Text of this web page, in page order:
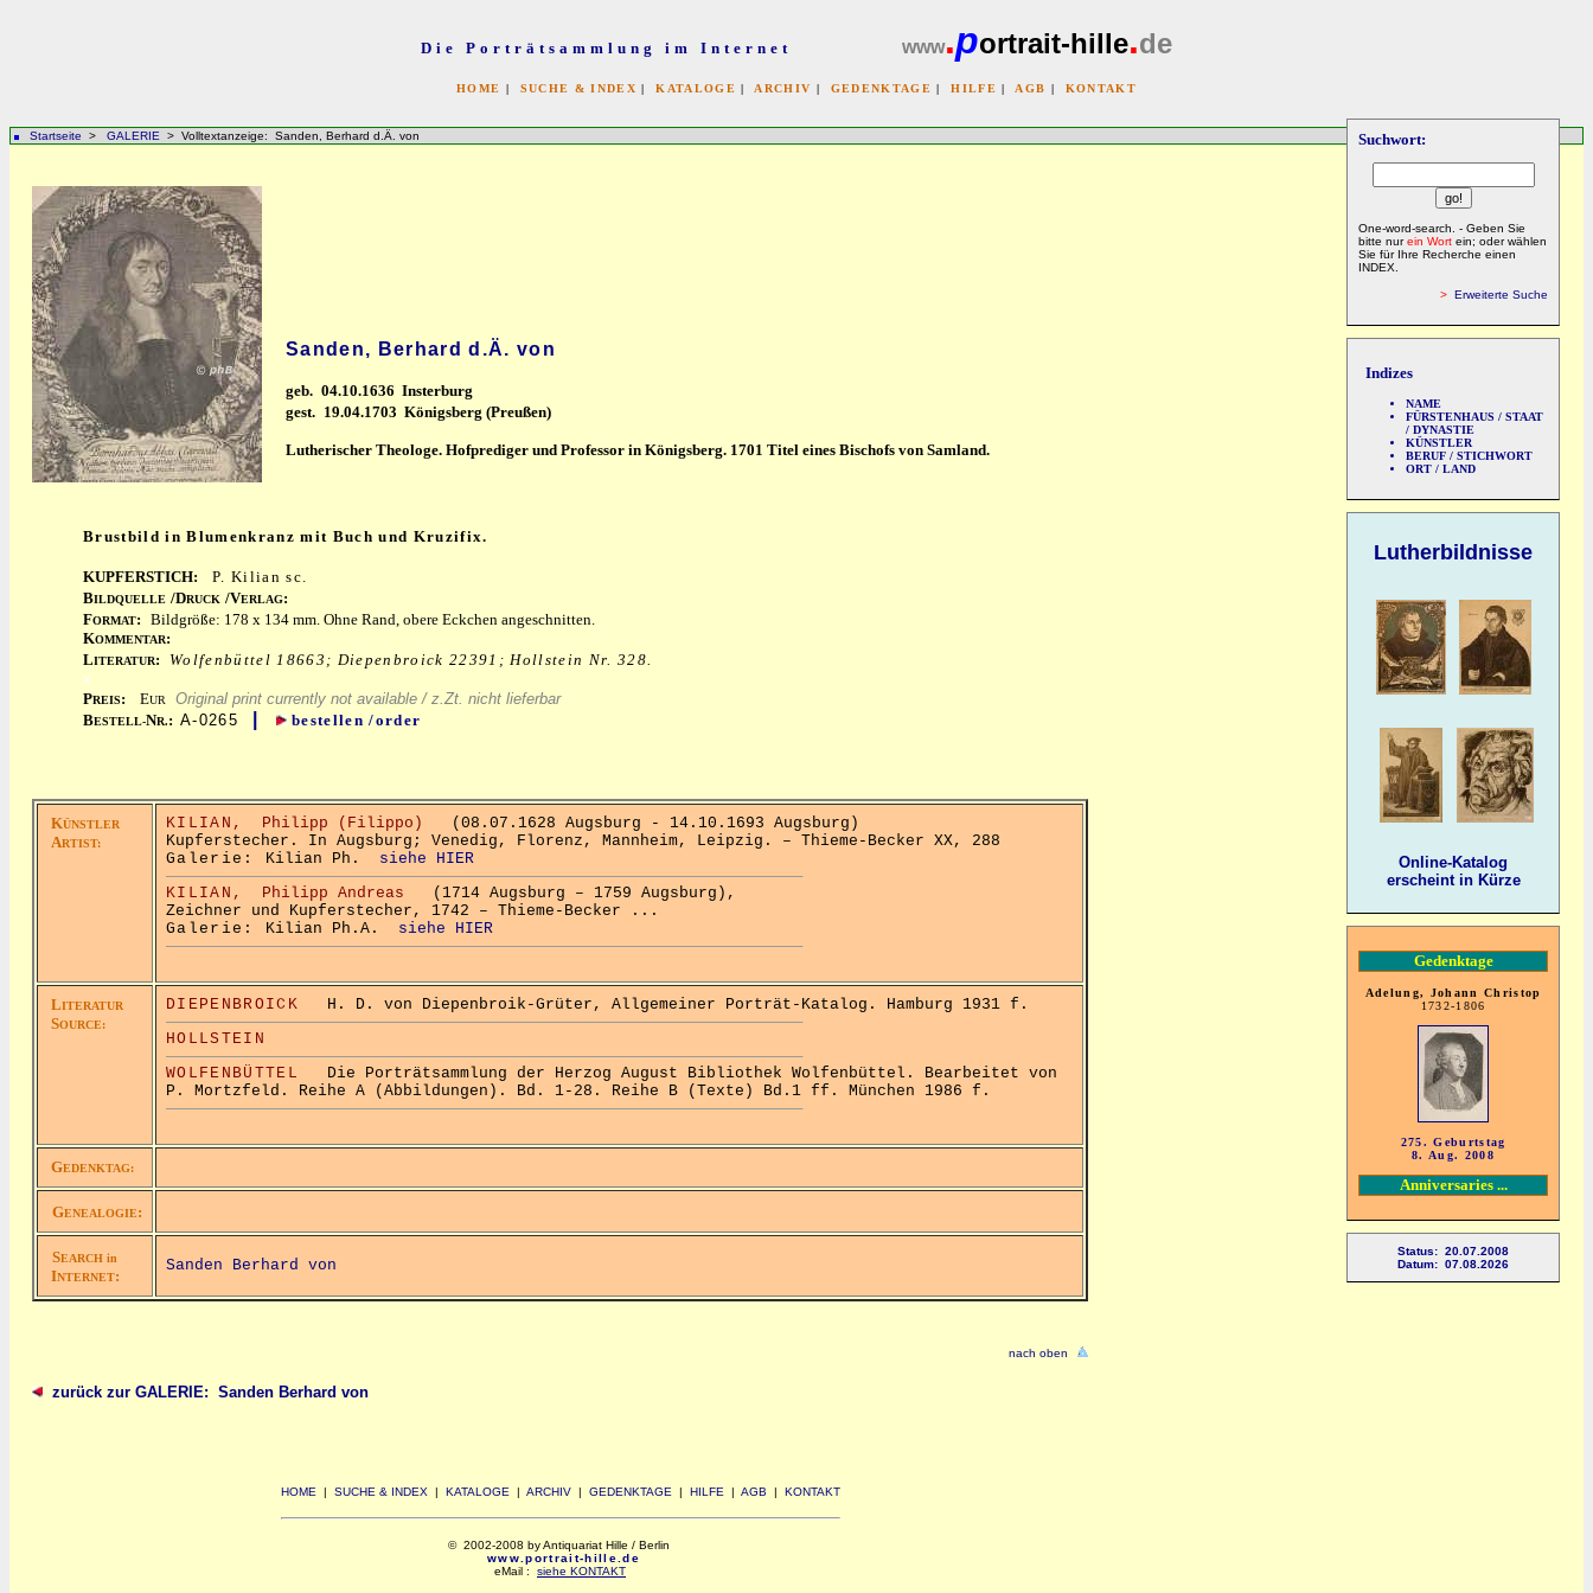
Die Porträtsammlung im Internet www.portrait-hille.de
HOME | SUCHE & INDEX |KATALOGE | ARCHIV | GEDENKTAGE |HILFE | AGB | KONTAKT
Suchwort:
One-word-search. - Geben Sie
bitte nurein Wort ein; oder wählen
Sie für Ihre Recherche einen
INDEX.
> Erweiterte Suche
Indizes
NAME
FÜRSTENHAUS / STAAT
/ DYNASTIE
KÜNSTLER
BERUF / STICHWORT
ORT / LAND
Lutherbildnisse
Online-Katalog
erscheint in Kürze
Gedenktage
Adelung, Johann Christop
1732-1806
275. Geburtstag
8. Aug. 2008
Anniversaries ...
Status: 20.07.2008
Datum: 07.08.2026
Startseite > GALERIE > Volltextanzeige: Sanden, Berhard d.Ä. von
Sanden, Berhard d.Ä. von
geb. 04.10.1636 Insterburg
gest. 19.04.1703 Königsberg (Preußen)
Lutherischer Theologe. Hofprediger und Professor in Königsberg. 1701 Titel eines Bischofs von Samland.
Brustbild in Blumenkranz mit Buch und Kruzifix.
KUPFERSTICH:
P. Kilian sc.
BILDQUELLE /DRUCK /VERLAG:
FORMAT: Bildgröße: 178 x 134 mm. Ohne Rand, obere Eckchen angeschnitten.
KOMMENTAR:
LITERATUR:
Wolfenbüttel 18663; Diepenbroick 22391; Hollstein Nr. 328.
x
PREIS: EUR
Original print currently not available / z.Zt. nicht lieferbar
BESTELL-NR.: A-0265 bestellen /order
KÜNSTLER
ARTIST:
KILIAN, Philipp (Filippo)
(08.07.1628 Augsburg - 14.10.1693 Augsburg)
Kupferstecher. In Augsburg; Venedig, Florenz, Mannheim, Leipzig. – Thieme-Becker XX, 288
Galerie: Kilian Ph. siehe HIER
KILIAN,
Philipp Andreas (1714 Augsburg – 1759 Augsburg),
Zeichner und Kupferstecher, 1742 – Thieme-Becker ...
Galerie: Kilian Ph.A. siehe HIER
LITERATUR
SOURCE:
DIEPENBROICK H. D. von Diepenbroik-Grüter, Allgemeiner Porträt-Katalog. Hamburg 1931 f.
HOLLSTEIN
WOLFENBÜTTEL
Die Porträtsammlung der Herzog August Bibliothek Wolfenbüttel. Bearbeitet von
P. Mortzfeld. Reihe A (Abbildungen). Bd. 1-28. Reihe B (Texte) Bd.1 ff. München 1986 f.
GEDENKTAG:
GENEALOGIE:
SEARCH in
INTERNET:
Sanden Berhard von
nach oben
zurück zur GALERIE: Sanden Berhard von
HOME | SUCHE & INDEX | KATALOGE | ARCHIV| GEDENKTAGE | HILFE | AGB | KONTAKT
© 2002-2008 by Antiquariat Hille / Berlin
www.portrait-hille.de
eMail : siehe KONTAKT